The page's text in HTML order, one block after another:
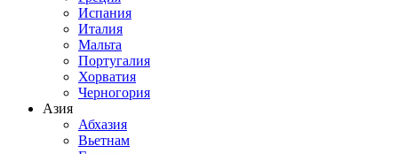
Испания
Италия
Мальта
Португалия
Хорватия
Черногория
Азия
Абхазия
Вьетнам